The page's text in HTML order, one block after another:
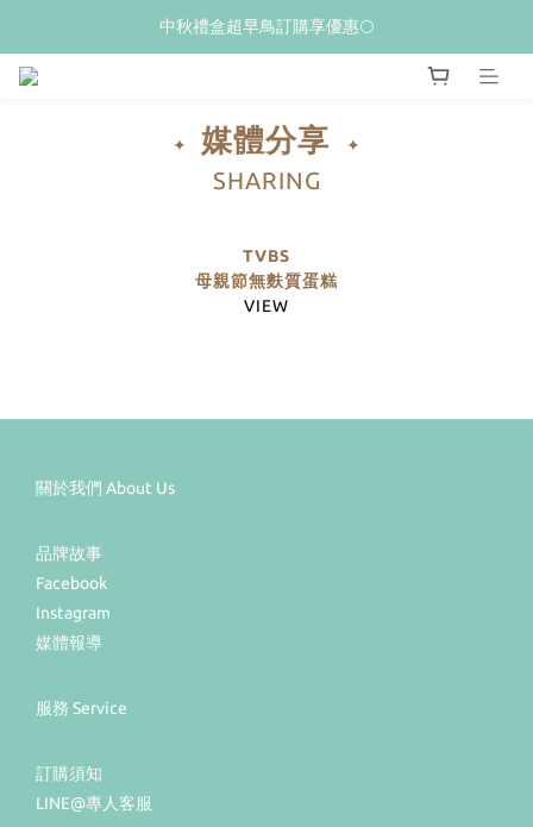
𝙒𝙚𝙡𝙘𝙤𝙢𝙚💝 新加入會員贈$𝟭𝟬𝟬購物金
中秋禮盒超早鳥訂購享優惠🌕
𝙒𝙚𝙡𝙘𝙤𝙢𝙚💝 新加入會員贈$𝟭𝟬𝟬購物金
✦ 媒體分享 ✦
SHARING
TVBS
母親節無麩質蛋糕
VIEW
關於我們 About Us
品牌故事
Facebook
Instagram
媒體報導
服務 Service
訂購須知
LINE@專人客服